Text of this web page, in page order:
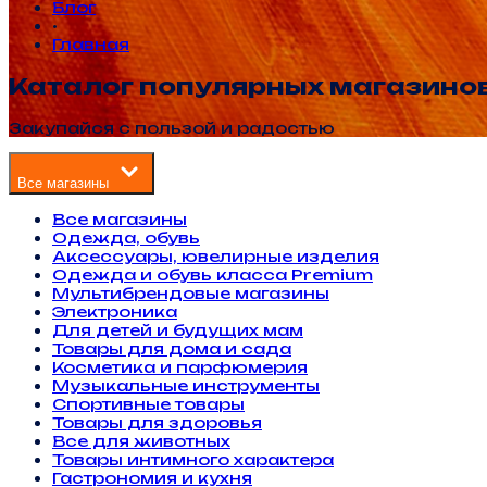
Блог
•
Главная
Каталог популярных
Закупайся с пользой и радостью
Все магазины
Все магазины
Одежда, обувь
Аксессуары, ювелирные изделия
Одежда и обувь класса Premium
Мультибрендовые магазины
Электроника
Для детей и будущих мам
Товары для дома и сада
Косметика и парфюмерия
Музыкальные инструменты
Спортивные товары
Товары для здоровья
Все для животных
Товары интимного характера
Гастрономия и кухня